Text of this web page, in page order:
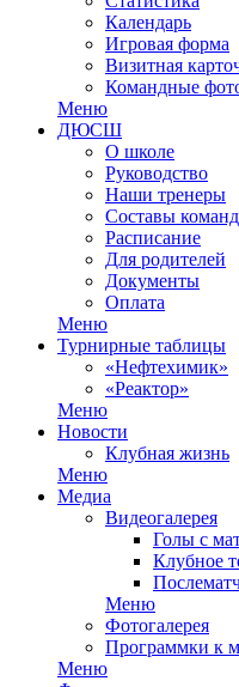
Календарь
Игровая форма
Визитная
Командные
Меню
ДЮСШ
О школе
Руководство
Наши тренеры
Составы команд
Расписание
Для родителей
Документы
Оплата
Меню
Турнирные таблицы
«Нефтехимик»
«Реактор»
Меню
Новости
Клубная жизнь
Меню
Медиа
Видеогалерея
Голы с
Клубное
Меню
Фотогалерея
Программки к
Меню